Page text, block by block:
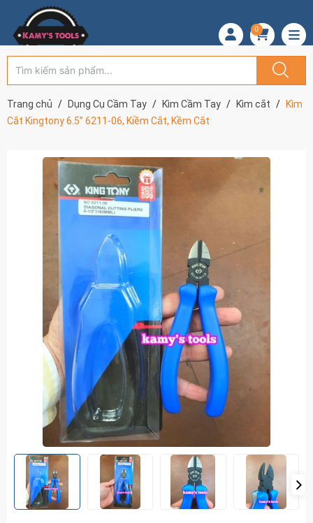
0
Trang chủ Dụng Cụ Cầm Tay Kìm Cầm Tay Kìm cắt
Kìm
Cắt Kingtony 6.5” 6211-06, Kiềm Cắt, Kềm Cắt